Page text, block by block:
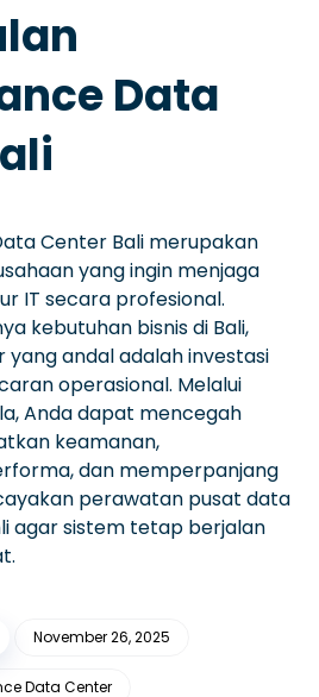
Data
Center Bali merupakan
yang ingin menjaga
IT secara profesional.
kebutuhan bisnis di Bali,
andal adalah investasi
operasional. Melalui
Anda dapat mencegah
keamanan,
dan memperpanjang
perawatan pusat data
agar sistem tetap berjalan
November 26, 2025
Data Center